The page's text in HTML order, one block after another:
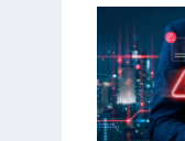
o
r
w
ü
r
f
o
r
e
s
c
o